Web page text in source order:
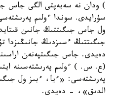
) ودان نە سەبەپتى الگى جاس
سۇرايدى. سوندا ءولىم
ول جاس جىگىتتىڭ جانىن
جىگىتتىڭ ءسىزدىڭ جانىڭىزدا
دەيدى. جاس جىگىتپەنەن
(ع. س. ) ءولىم پەرىشتەسىنە
پەرىشتەسى: «ءيا، ءبىز ول
الدىق»، - دەيدى.